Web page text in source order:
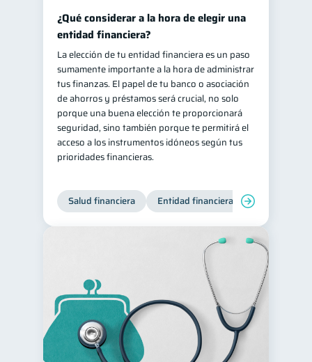
¿Qué considerar a la hora de elegir una
entidad financiera?
La elección de tu entidad financiera es un paso
sumamente importante a la hora de administrar
tus finanzas. El papel de tu banco o asociación
de ahorros y préstamos será crucial, no solo
porque una buena elección te proporcionará
seguridad, sino también porque te permitirá el
acceso a los instrumentos idóneos según tus
prioridades financieras.
Salud financiera Entidad financiera